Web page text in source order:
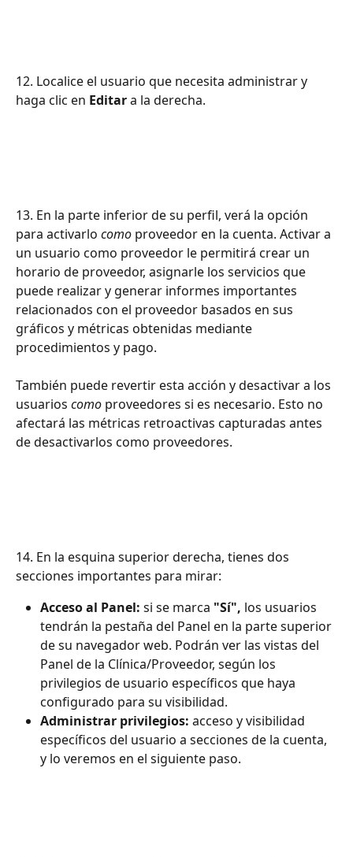
12. Localice el usuario que necesita administrar y
haga clic en Editar a la derecha.
13. En la parte inferior de su perfil, verá la opción
para activarlo como proveedor en la cuenta. Activar a
un usuario como proveedor le permitirá crear un
horario de proveedor, asignarle los servicios que
puede realizar y generar informes importantes
relacionados con el proveedor basados ​​en sus
gráficos y métricas obtenidas mediante
procedimientos y pago.
También puede revertir esta acción y desactivar a los
usuarios como proveedores si es necesario. Esto no
afectará las métricas retroactivas capturadas antes
de desactivarlos como proveedores.
14. En la esquina superior derecha, tienes dos
secciones importantes para mirar:
Acceso al Panel: si se marca "Sí", los usuarios
tendrán la pestaña del Panel en la parte superior
de su navegador web. Podrán ver las vistas del
Panel de la Clínica/Proveedor, según los
privilegios de usuario específicos que haya
configurado para su visibilidad.
Administrar privilegios: acceso y visibilidad
específicos del usuario a secciones de la cuenta,
y lo veremos en el siguiente paso.